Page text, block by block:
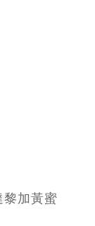
加黃蜜